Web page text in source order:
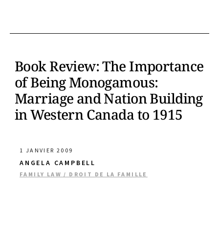
Book Review: The Importance
of Being Monogamous:
Marriage and Nation Building
in Western Canada to 1915
1 JANVIER 2009
ANGELA CAMPBELL
FAMILY LAW / DROIT DE LA FAMILLE